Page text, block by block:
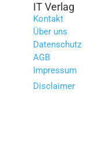
IT Verlag
Kontakt
Über uns
Datenschutz
AGB
Impressum
Disclaimer